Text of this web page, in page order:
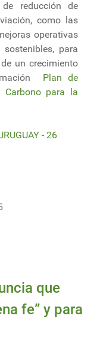
reducción de
como las
operativas
para
un crecimiento
Plan de
Carbono para la
- 26
entre ellos de
forestal
que
fe” y para